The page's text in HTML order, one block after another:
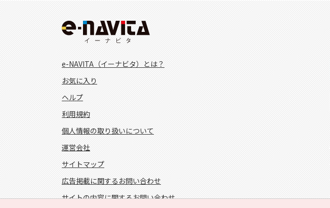
e-NAVITA（イーナビタ）とは？
お気に入り
ヘルプ
利用規約
個人情報の取り扱いについて
運営会社
サイトマップ
広告掲載に関するお問い合わせ
サイトの内容に関するお問い合わせ